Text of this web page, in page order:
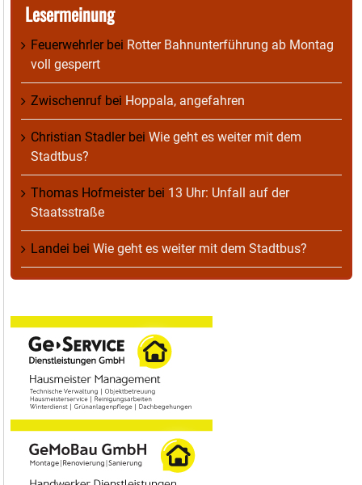
Lesermeinung
Feuerwehrlerbei Rotter Bahnunterführung ab Montag
voll gesperrt
Zwischenruf bei Hoppala, angefahren
Christian Stadlerbei Wie geht es weiter mit dem
Stadtbus?
Thomas Hofmeisterbei 13 Uhr: Unfall auf der
Staatsstraße
Landei bei Wie geht es weiter mit dem Stadtbus?